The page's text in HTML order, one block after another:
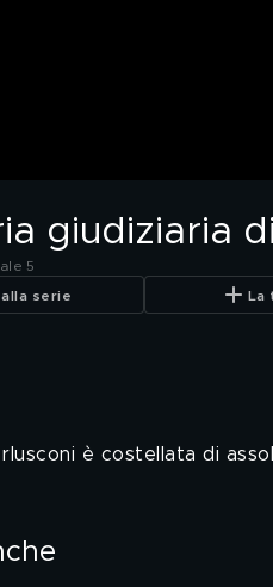
giudiziaria
5
serie La
è costellata di